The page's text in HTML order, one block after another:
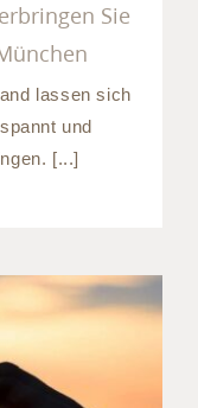
Sie
lassen sich
und
[...]